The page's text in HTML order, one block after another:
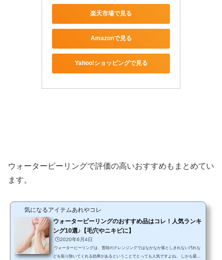
楽天市場で見る
Amazonで見る
Yahoo!ショッピングで見る
ウォーターピーリングで評価の高いおすすめもまとめてい
ます。
気になるアイテムあれやコレ
ウォーターピーリングのおすすめ品はコレ！人気ランキ
ング10選♪【毛穴やニキビに】
🕒️2020年6月4日
ウォーターピーリングは、普段のクレンジングではなかなか落としきれない汚れな
どを取り除いてくれる効果があるということでとっても人気ですよね。 しかも最近